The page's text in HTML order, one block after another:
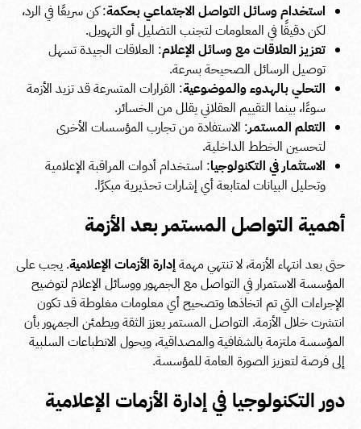
استخدام وسائل التواصل الاجتماعي بحكمة: كن سريعًا في الرد،
لكن دقيقًا في المعلومات لتجنب التضليل أو التهويل.
تعزيز العلاقات مع وسائل الإعلام: العلاقات الجيدة تسهل
توصيل الرسائل الصحيحة بسرعة.
التحلي بالهدوء والموضوعية: القرارات المتسرعة قد تزيد الأزمة
سوءًا، بينما التقييم العقلاني يقلل من الخسائر.
التعلم المستمر: الاستفادة من تجارب المؤسسات الأخرى
لتحسين الخطط الداخلية.
الاستثمار في التكنولوجيا: استخدام أدوات المراقبة الإعلامية
وتحليل البيانات لمتابعة أي إشارات تحذيرية مبكرًا.
أهمية التواصل المستمر بعد الأزمة
حتى بعد انتهاء الأزمة، لا تنتهي مهمةإدارة الأزمات الإعلامية. يجب على
المؤسسة الاستمرار في التواصل مع الجمهور ووسائل الإعلام لتوضيح
الإجراءات التي تم اتخاذها وتصحيح أي معلومات مغلوطة قد تكون
انتشرت خلال الأزمة. التواصل المستمر يعزز الثقة ويطمئن الجمهور بأن
المؤسسة ملتزمة بالشفافية والمصداقية، ويحول الانطباعات السلبية
إلى فرصة لتعزيز الصورة العامة للمؤسسة.
دور التكنولوجيا في إدارة الأزمات الإعلامية